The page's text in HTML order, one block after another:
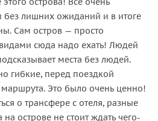
без лишних ожиданий и в итоге
Сам остров — просто
сюда надо ехать! Людей
места без людей.
гибкие, перед поездкой
Это было очень ценно!
о трансфере с отеля, разные
острове не стоит ждать чего-